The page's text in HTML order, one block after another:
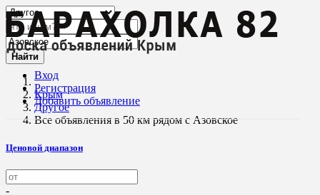
Вход
Регистрация
Добавить объявление
Найти
Крым
Другое
Все объявления в 50 км рядом с Азовское
Ценовой диапазон
-